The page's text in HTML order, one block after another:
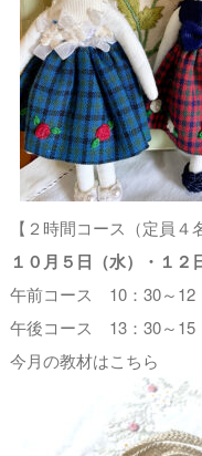
【２時間コース（定員４
１０月５ 日（水）・１２
午前コース 10：30～12
午後コース 13：30～15
今月の教材はこちら